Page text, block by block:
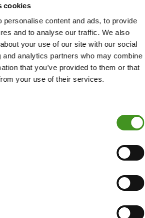
cookies
personalise content and ads, to provide
and to analyse our traffic. We also
your use of our site with our social
and analytics partners who may combine
that you’ve provided to them or that
your use of their services.
Ihnen bereitgestellten Kontakt-,
Zahlungsdaten verwenden, um
unsere Websites, über Dritte,
oder durch persönliche
kann die Verwendung von